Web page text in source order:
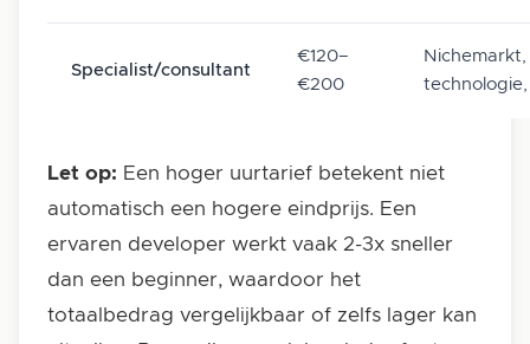
Specialist/consultant
€120–
€200
Let op: Een hoger uurtarief betekent niet
automatisch een hogere eindprijs. Een
ervaren developer werkt vaak 2-3x sneller
dan een beginner, waardoor het
totaalbedrag vergelijkbaar of zelfs lager kan